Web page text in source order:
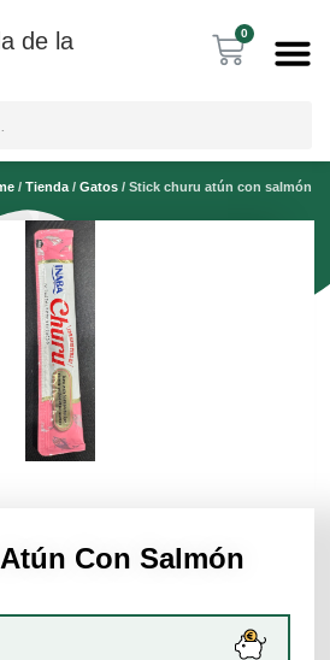
de la
0
/ Tienda / Gatos / Stick churu atún con salmón
Con Salmón